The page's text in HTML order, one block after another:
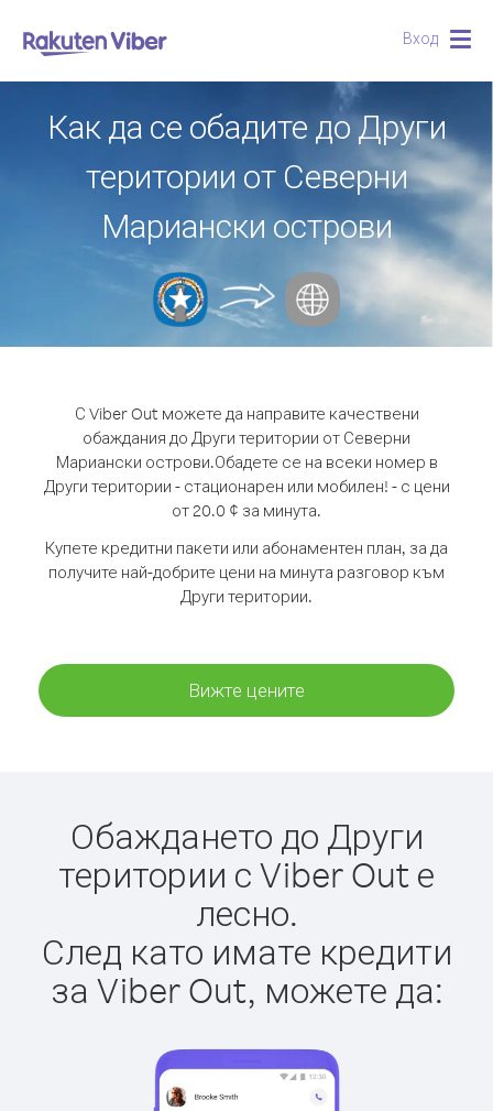
Вход
Как да се обадите до Други
територии от Северни
Мариански острови
С Viber Out можете да направите качествени
обаждания до Други територии от Северни
Мариански острови.Обадете се на всеки номер в
Други територии - стационарен или мобилен! - с цени
от 20.0 ¢ за минута.
Купете кредитни пакети или абонаментен план, за да
получите най-добрите цени на минута разговор към
Други територии.
Вижте цените
Обаждането до Други
територии с Viber Out е
лесно.
След като имате кредити
за Viber Out, можете да: